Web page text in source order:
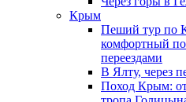
Крым
Пеший тур по
комфортный
переездами
В Ялту, через
Поход Крым: